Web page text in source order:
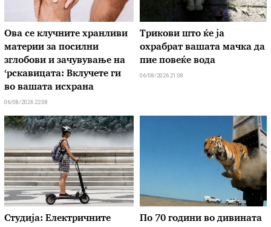
Ова се клучните хранливи
материи за посилни
зглобови и зачувување на
‘рскавицата: Вклучете ги
во вашата исхрана
06/08/2026 22:08
Трикови што ќе ја
охрабрат вашата мачка да
пие повеќе вода
06/08/2026 21:08
Студија: Електричните
По 70 години во дивината